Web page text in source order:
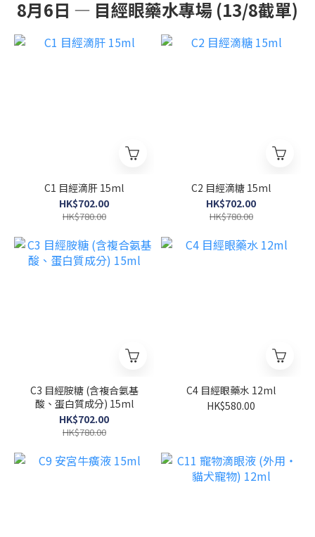
8月6日 — 目經眼藥水專場 (13/8截單)
C1 目經滴肝 15ml
HK$702.00
HK$780.00
C2 目經滴糖 15ml
HK$702.00
HK$780.00
C3 目經胺糖 (含複合氨基
酸、蛋白質成分) 15ml
HK$702.00
HK$780.00
C4 目經眼藥水 12ml
HK$580.00